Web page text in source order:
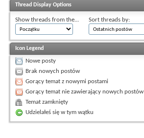
Thread Display Options
Show threads from the... Sort threads by:
Icon Legend
Nowe posty
Brak nowych postów
Gorący temat z nowymi postami
Gorący temat nie zawierający nowych postów
Temat zamknięty
Udzielałeś się w tym wątku